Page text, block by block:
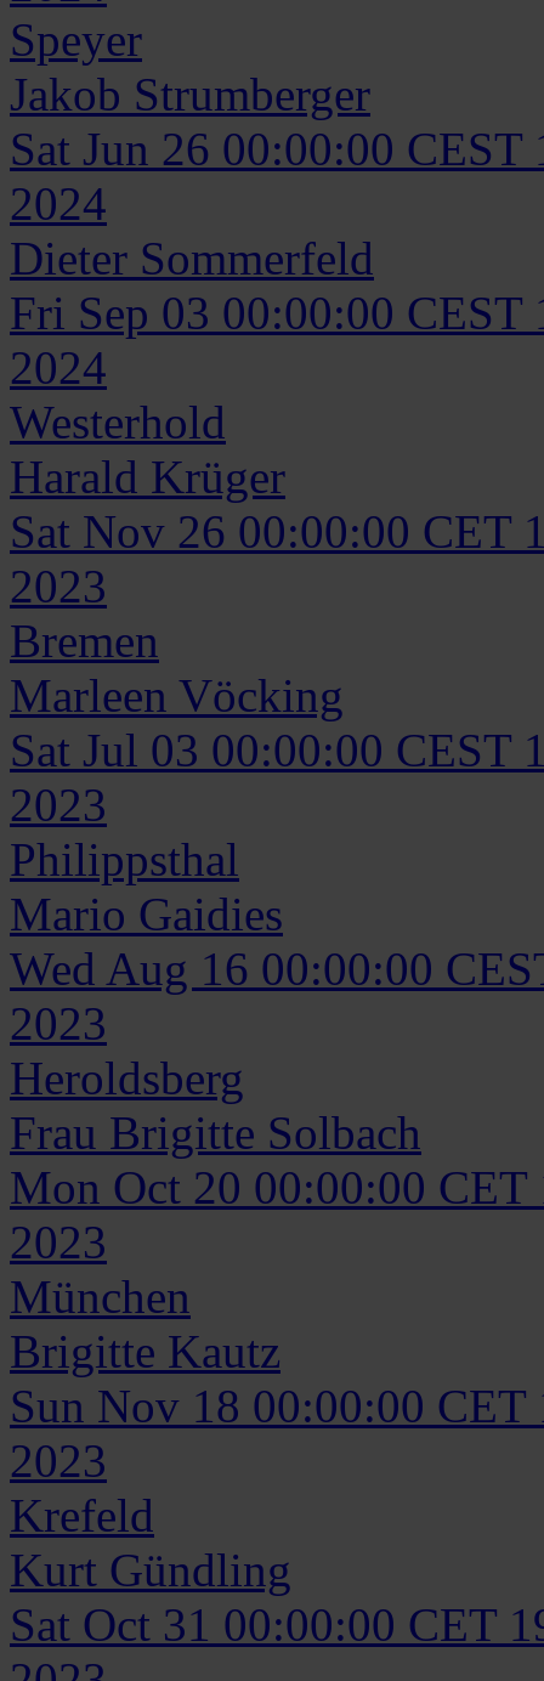
Speyer
Jakob Strumberger
Sat Jun 26 00:00:00 CEST
2024
Dieter Sommerfeld
Fri Sep 03 00:00:00 CEST
2024
Westerhold
Harald Krüger
Sat Nov 26 00:00:00 CET
2023
Bremen
Marleen Vöcking
Sat Jul 03 00:00:00 CEST
2023
Philippsthal
Mario Gaidies
Wed Aug 16 00:00:00
2023
Heroldsberg
Frau Brigitte Solbach
Mon Oct 20 00:00:00 CET
2023
München
Brigitte Kautz
Sun Nov 18 00:00:00 CET
2023
Krefeld
Kurt Gündling
Sat Oct 31 00:00:00 CET